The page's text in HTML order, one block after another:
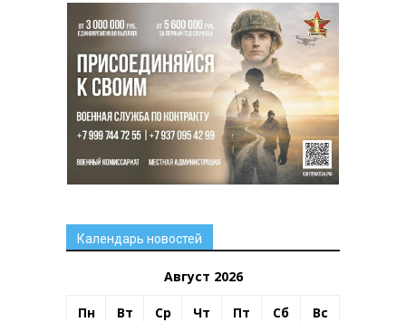
Календарь новостей
Август 2026
Пн Вт Ср Чт Пт Сб Вс